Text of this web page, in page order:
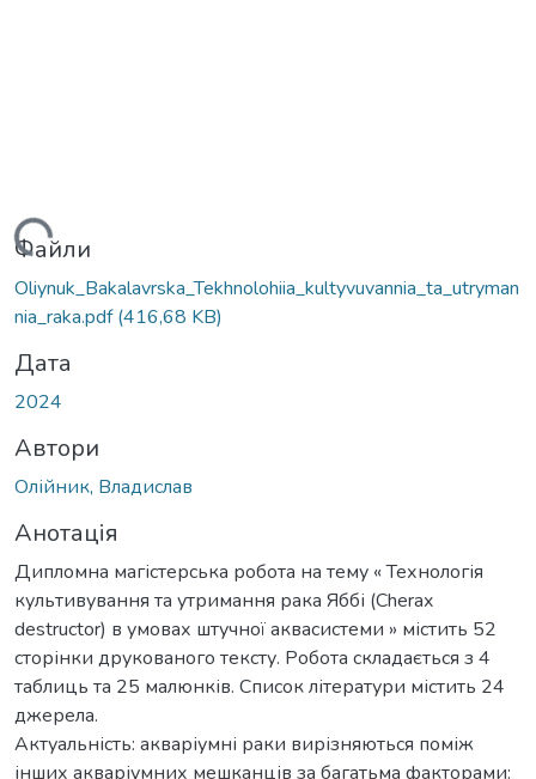
Файли
Oliynuk_Bakalavrska_Tekhnolohiia_kultyvuvannia_ta_utryman
nia_raka.pdf(416,68 KB)
Дата
2024
Автори
Олійник, Владислав
Анотація
Дипломна магістерська робота на тему « Технологія
культивування та утримання рака Яббі (Cherax
destructor) в умовах штучної аквасистеми » містить 52
сторінки друкованого тексту. Робота складається з 4
таблиць та 25 малюнків. Список літератури містить 24
джерела.
Актуальність: акваріумні раки вирізняються поміж
інших акваріумних мешканців за багатьма факторами: